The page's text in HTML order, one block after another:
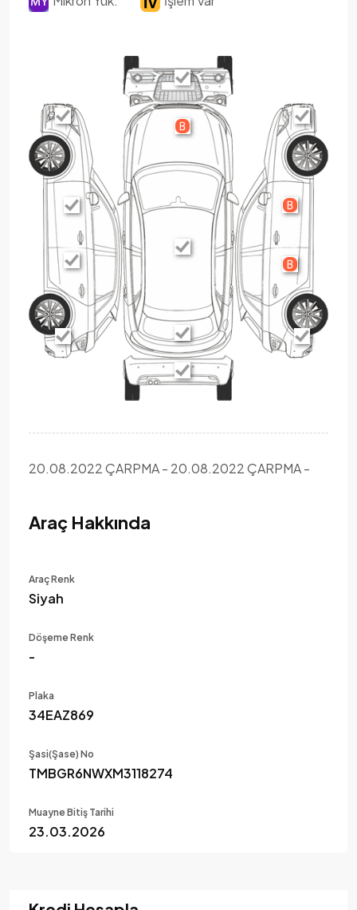
Araç Hakkında
Araç Renk
Siyah
Döşeme Renk
-
Plaka
34EAZ869
Şasi(Şase) No
TMBGR6NWXM3118274
Muayne Bitiş Tarihi
23.03.2026
20.08.2022 ÇARPMA - 20.08.2022 ÇARPMA -